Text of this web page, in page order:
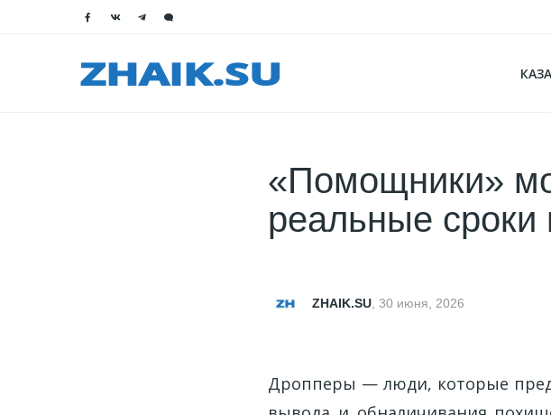
«Помощники»
реальные сроки
ZHAIK.SU, 30 июня, 2026
Дропперы — люди, которые